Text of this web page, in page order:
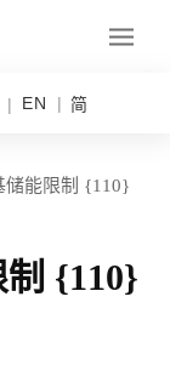
EN 简
储能限制 {110}
{110}